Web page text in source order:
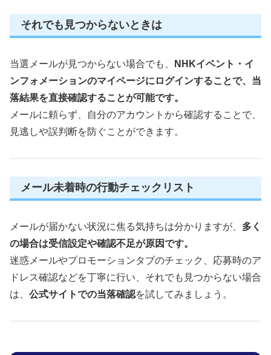
それでも見つからないときは
当選メールが見つからない場合でも、
NHKイベント・イ
ンフォメーションのマイページにログインすることで、当
落結果を直接確認することが可能です。
メールに頼らず、自分のアカウントから確認することで、
見逃しや誤判断を防ぐことができます。
メール未着時の行動チェックリスト
メールが届かない状況に焦る気持ちは分かりますが、 多く
の場合は受信設定や確認不足が原因です。
迷惑メールやプロモーションタブのチェック、応募時のア
ドレス確認などを丁寧に行い、それでも見つからない場合
は、 公式サイトでの当落確認を試してみましょう。